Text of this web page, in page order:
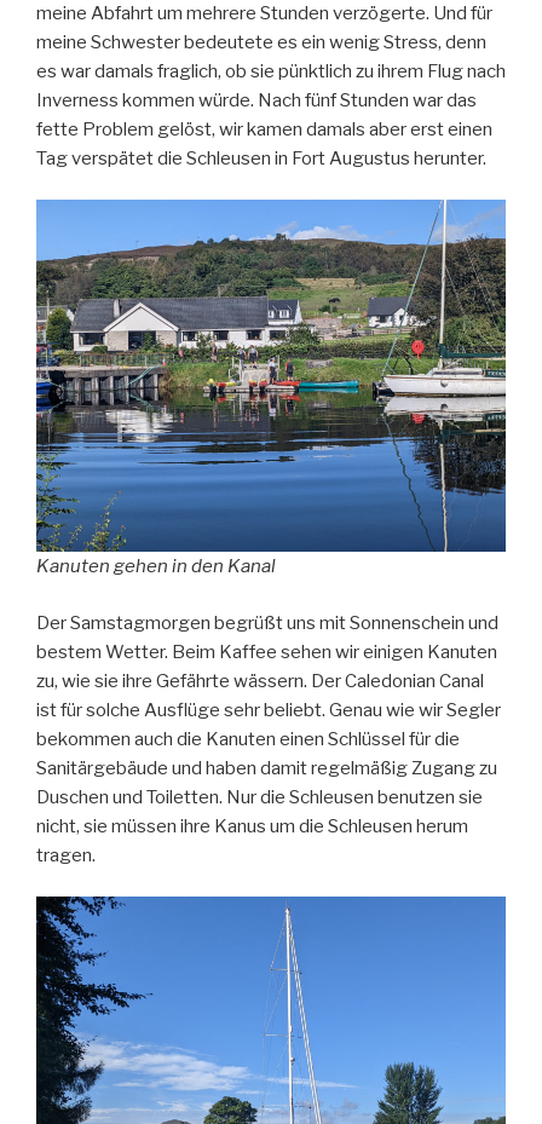
meine Abfahrt um mehrere Stunden verzögerte. Und für
meine Schwester bedeutete es ein wenig Stress, denn
es war damals fraglich, ob sie pünktlich zu ihrem Flug nach
Inverness kommen würde. Nach fünf Stunden war das
fette Problem gelöst, wir kamen damals aber erst einen
Tag verspätet die Schleusen in Fort Augustus herunter.
Kanuten gehen in den Kanal
Der Samstagmorgen begrüßt uns mit Sonnenschein und
bestem Wetter. Beim Kaffee sehen wir einigen Kanuten
zu, wie sie ihre Gefährte wässern. Der Caledonian Canal
ist für solche Ausflüge sehr beliebt. Genau wie wir Segler
bekommen auch die Kanuten einen Schlüssel für die
Sanitärgebäude und haben damit regelmäßig Zugang zu
Duschen und Toiletten. Nur die Schleusen benutzen sie
nicht, sie müssen ihre Kanus um die Schleusen herum
tragen.